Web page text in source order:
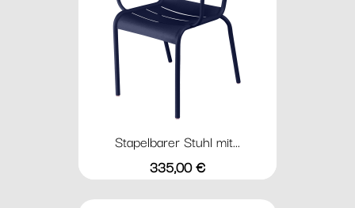
Stapelbarer Stuhl mit...
Preis
335,00 €